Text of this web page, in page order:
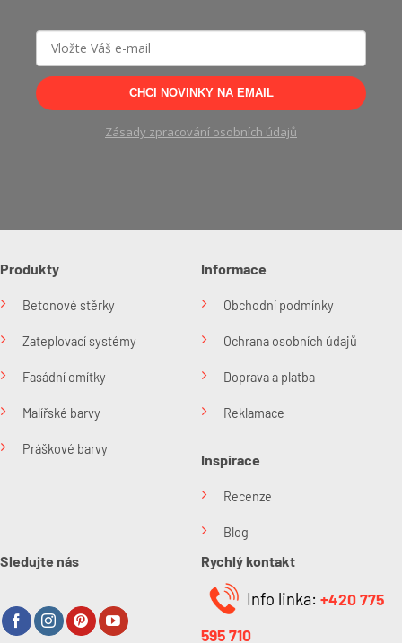
CHCI NOVINKY NA EMAIL
Zásady zpracování osobních údajů
Produkty
Betonové stěrky
Zateplovací systémy
Fasádní omítky
Malířské barvy
Práškové barvy
Informace
Obchodní podmínky
Ochrana osobních údajů
Doprava a platba
Reklamace
Inspirace
Recenze
Blog
Sledujte nás Rychlý kontakt
Info linka: +420 775
595 710